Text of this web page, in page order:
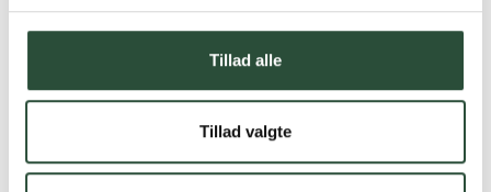
Tillad alle
Tillad valgte